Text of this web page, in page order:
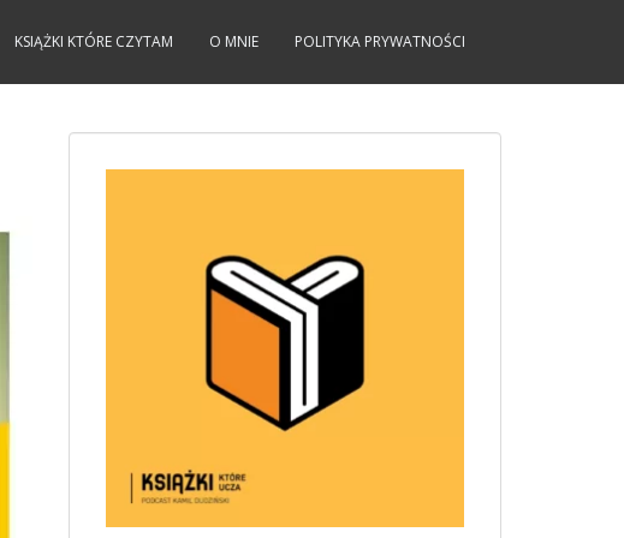
KSIĄŻKI KTÓRE CZYTAM O MNIE POLITYKA PRYWATNOŚCI